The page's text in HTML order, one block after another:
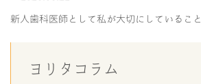
新人歯科医師として私が大切にしていること
ヨリタコラム